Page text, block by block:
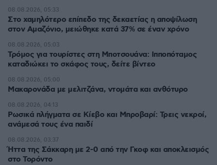
Στο χαμηλότερο επίπεδο της δεκαετίας η αποψίλωση
στον Αμαζόνιο, μειώθηκε κατά 37% σε έναν χρόνο
08.08.2026, 05:33
Τρόμος για τουρίστες στη Μποτσουάνα: Ιπποπόταμος
καταδιώκει το σκάφος τους, δείτε βίντεο
08.08.2026, 05:03
Μακαρονάδα με μελιτζάνα, ντομάτα και ανθότυρο
08.08.2026, 05:00
Ρωσικά πλήγματα σε Κίεβο και Μπροβαρί: Τρεις νεκροί,
ανάμεσά τους ένα παιδί
08.08.2026, 04:13
Ήττα της Σάκκαρη με 2-0 από την Γκοφ και αποκλεισμός
στο Τορόντο
08.08.2026, 03:37